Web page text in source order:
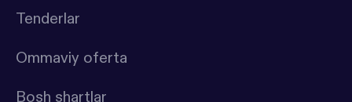
Tenderlar
Ommaviy oferta
Bosh shartlar